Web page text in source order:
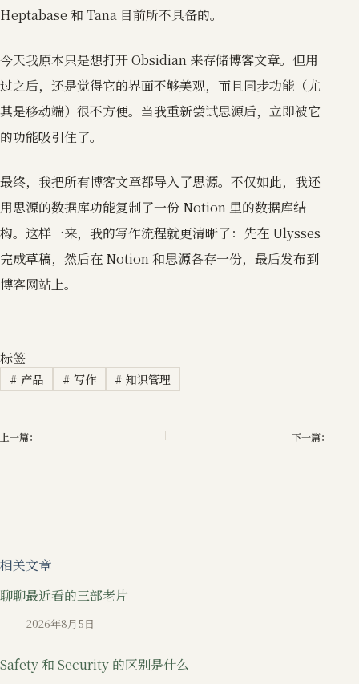
Heptabase 和 Tana 目前所不具备的。
今天我原本只是想打开 Obsidian 来存储博客文章。但用
过之后，还是觉得它的界面不够美观，而且同步功能（尤
其是移动端）很不方便。当我重新尝试思源后，立即被它
的功能吸引住了。
最终，我把所有博客文章都导入了思源。不仅如此，我还
用思源的数据库功能复制了一份 Notion 里的数据库结
构。这样一来，我的写作流程就更清晰了：先在 Ulysses
完成草稿，然后在 Notion 和思源各存一份，最后发布到
博客网站上。
标签
# 产品 # 写作 # 知识管理
上一篇： 下一篇：
相关文章
聊聊最近看的三部老片
2026年8月5日
Safety 和 Security 的区别是什么